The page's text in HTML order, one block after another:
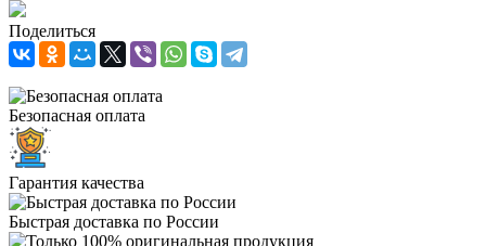
Поделиться
Безопасная оплата
Гарантия качества
Быстрая доставка по России